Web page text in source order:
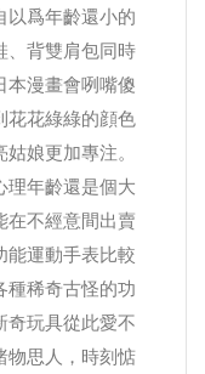
以爲年齡還小的
、背雙肩包同時
本漫畫會咧嘴傻
花花綠綠的顔色
娘更加專注。
理年齡還是個大
在不經意間出賣
能運動手表比較
種稀奇古怪的功
奇玩具從此愛不
物思人，時刻惦